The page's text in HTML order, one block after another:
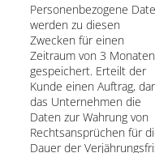
Personenbezogene
werden zu diesen
Zwecken für einen
Zeitraum von 3 Monaten
gespeichert. Erteilt der
Kunde einen Auftrag,
das Unternehmen die
Daten zur Wahrung von
Rechtsansprüchen für
Dauer der